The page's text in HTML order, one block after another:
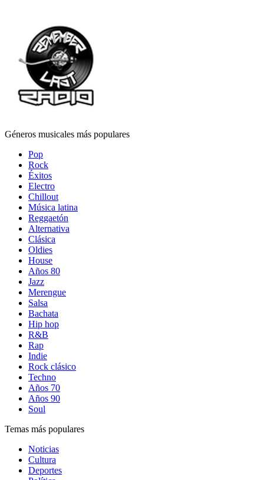
Géneros musicales más populares
Pop
Rock
Éxitos
Electro
Chillout
Música latina
Reggaetón
Alternativa
Clásica
Oldies
House
Años 80
Jazz
Merengue
Salsa
Bachata
Hip hop
R&B
Rap
Indie
Rock clásico
Techno
Años 70
Años 90
Soul
Temas más populares
Noticias
Cultura
Deportes